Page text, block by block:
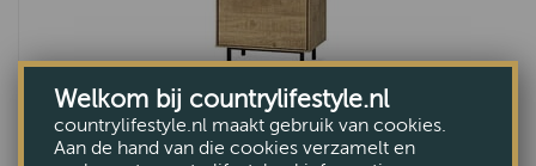
Rancho wandkast
VAN €1035,-
Welkom bij countrylifestyle.nl
countrylifestyle.nl maakt gebruik van cookies.
Aan de hand van die cookies verzamelt en